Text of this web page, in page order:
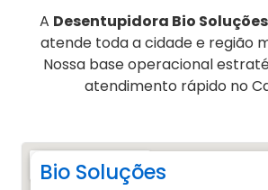
A Desentupidora Bio
atende toda a cidade e região
Nossa base operacional
atendimento rápido no
Bio Soluções